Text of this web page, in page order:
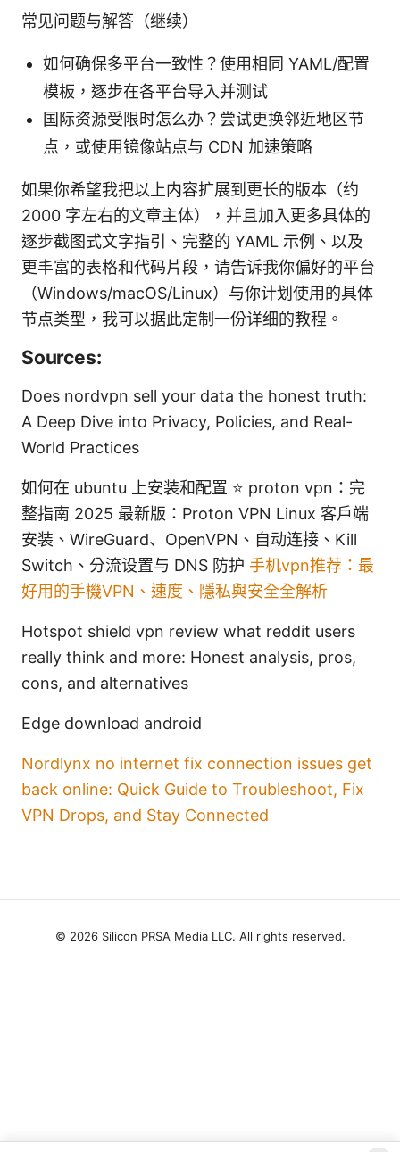
常见问题与解答（继续）
如何确保多平台一致性？使用相同 YAML/配置
模板，逐步在各平台导入并测试
国际资源受限时怎么办？尝试更换邻近地区节
点，或使用镜像站点与 CDN 加速策略
如果你希望我把以上内容扩展到更长的版本（约
2000 字左右的文章主体），并且加入更多具体的
逐步截图式文字指引、完整的 YAML 示例、以及
更丰富的表格和代码片段，请告诉我你偏好的平台
（Windows/macOS/Linux）与你计划使用的具体
节点类型，我可以据此定制一份详细的教程。
Sources:
Does nordvpn sell your data the honest truth:
A Deep Dive into Privacy, Policies, and Real-
World Practices
如何在 ubuntu 上安装和配置 ⭐ proton vpn：完
整指南 2025 最新版：Proton VPN Linux 客户端
安装、WireGuard、OpenVPN、自动连接、Kill
Switch、分流设置与 DNS 防护 手机vpn推荐：最
好用的手機VPN、速度、隱私與安全全解析
Hotspot shield vpn review what reddit users
really think and more: Honest analysis, pros,
cons, and alternatives
Edge download android
Nordlynx no internet fix connection issues get
back online: Quick Guide to Troubleshoot, Fix
VPN Drops, and Stay Connected
© 2026 Silicon PRSA Media LLC. All rights reserved.